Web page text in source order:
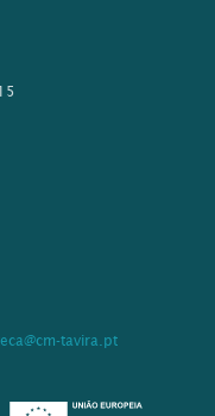
tavira.pt